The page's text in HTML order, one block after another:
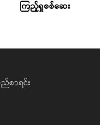
ကြည့်ရှုစစ်ဆေး
စာရင်း